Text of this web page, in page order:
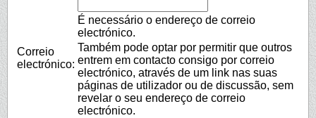
Correio
electrónico:
É necessário o endereço de correio
electrónico.
Também pode optar por permitir que outros
entrem em contacto consigo por correio
electrónico, através de um link nas suas
páginas de utilizador ou de discussão, sem
revelar o seu endereço de correio
electrónico.